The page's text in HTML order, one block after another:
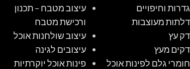
גדרות וחיפויים
דלתות מעוצבות
דק עץ
דקים מעץ
חומרי גלם לפינות אוכל
עיצוב מטבח – תכנון
ורכישת מטבח
עיצוב שולחנות אוכל
עיצובים לגינה
פינות אוכל יוקרתיות